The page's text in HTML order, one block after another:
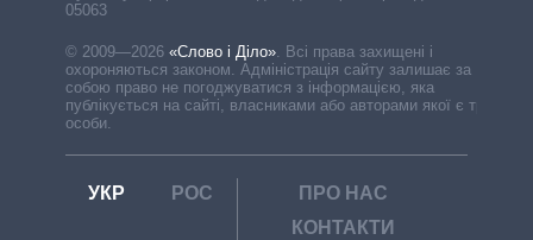
05063
© 2009—2026 «Слово і Діло» Всі права захищені і
охороняються законом. Адміністрація сайту залишає за
собою право не погоджуватися з інформацією, яка
публікується на сайті, власниками або авторами якої є треті
особи.
УКР РОС
ПРО НАС
КОНТАКТИ